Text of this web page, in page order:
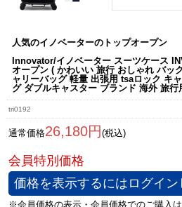
人気のイノベーターのトップオープン
Innovator/イノベーター スーツケース
オープン ( かわいい 旅行 おしゃれ バッ
ャリーバッグ 軽量 出張用 tsaロック キ
グ ダブルキャスター ブランド 海外 旅行
tri0192
通常価格26,180円 (税込)
価格を表示するにはログイン